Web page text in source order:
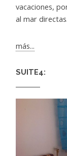
vacaciones,
al mar directas.
más...
SUITE4: